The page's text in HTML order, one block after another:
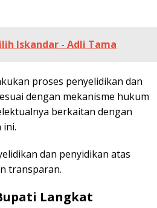
Iskandar - Adli Tama
proses penyelidikan dan
dengan mekanisme hukum
berkaitan dengan
ini.
dan penyidikan atas
transparan.
Langkat